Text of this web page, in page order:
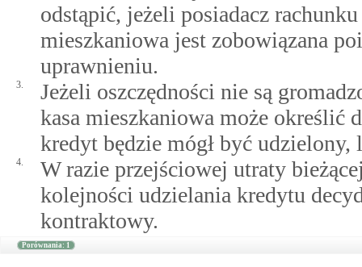
odstąpić, jeżeli posiadacz
mieszkaniowa jest zobowiązana
uprawnieniu.
3.
Jeżeli oszczędności nie są
kasa mieszkaniowa może określić
kredyt będzie mógł być
4.
W razie przejściowej utraty
kolejności udzielania kredytu
kontraktowy.
Porównania: 1